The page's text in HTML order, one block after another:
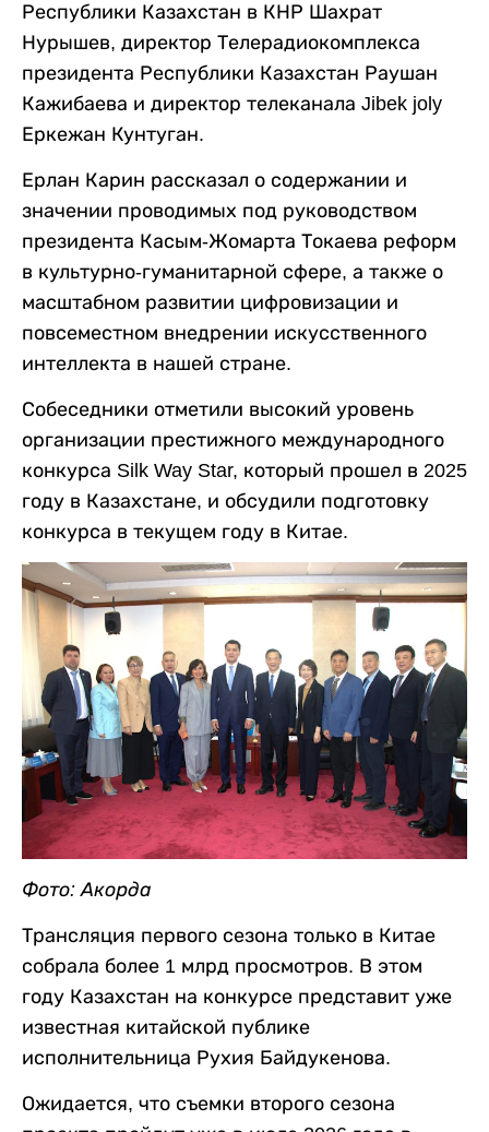
Республики Казахстан в КНР Шахрат
Нурышев, директор Телерадиокомплекса
президента Республики Казахстан Раушан
Кажибаева и директор телеканала Jibek joly
Еркежан Кунтуган.
Ерлан Карин рассказал о содержании и
значении проводимых под руководством
президента Касым-Жомарта Токаева реформ
в культурно-гуманитарной сфере, а также о
масштабном развитии цифровизации и
повсеместном внедрении искусственного
интеллекта в нашей стране.
Собеседники отметили высокий уровень
организации престижного международного
конкурса Silk Way Star, который прошел в 2025
году в Казахстане, и обсудили подготовку
конкурса в текущем году в Китае.
Фото: Акорда
Трансляция первого сезона только в Китае
собрала более 1 млрд просмотров. В этом
году Казахстан на конкурсе представит уже
известная китайской публике
исполнительница Рухия Байдукенова.
Ожидается, что съемки второго сезона